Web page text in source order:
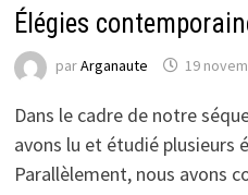
Élégies
parArganaute 19
Dans le cadre de notre
avons lu et étudié plusieurs
Parallèlement, nous avons